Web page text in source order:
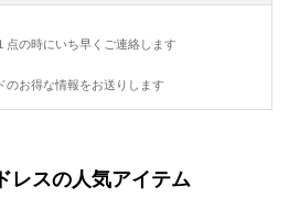
点の時にいち早くご連絡します
のお得な情報をお送りします
レスの人気アイテム